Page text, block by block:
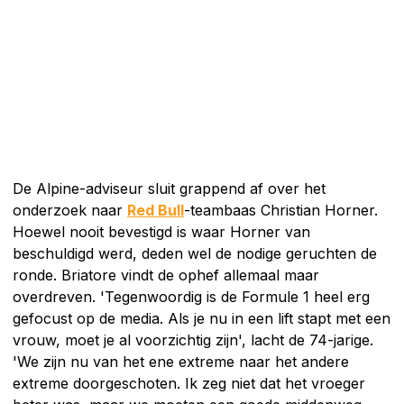
De Alpine-adviseur sluit grappend af over het
onderzoek naar Red Bull-teambaas Christian Horner.
Hoewel nooit bevestigd is waar Horner van
beschuldigd werd, deden wel de nodige geruchten de
ronde. Briatore vindt de ophef allemaal maar
overdreven. 'Tegenwoordig is de Formule 1 heel erg
gefocust op de media. Als je nu in een lift stapt met een
vrouw, moet je al voorzichtig zijn', lacht de 74-jarige.
'We zijn nu van het ene extreme naar het andere
extreme doorgeschoten. Ik zeg niet dat het vroeger